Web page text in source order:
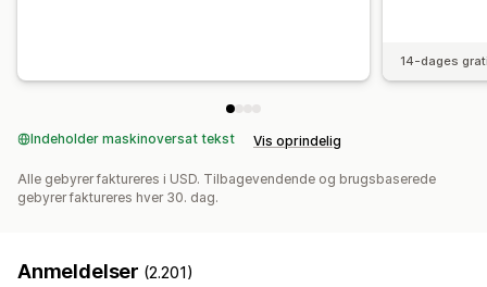
14-dages
Indeholder maskinoversat tekst Vis oprindelig
Alle gebyrer faktureres i USD. Tilbagevendende og brugsbaserede
gebyrer faktureres hver 30. dag.
Anmeldelser (2.201)